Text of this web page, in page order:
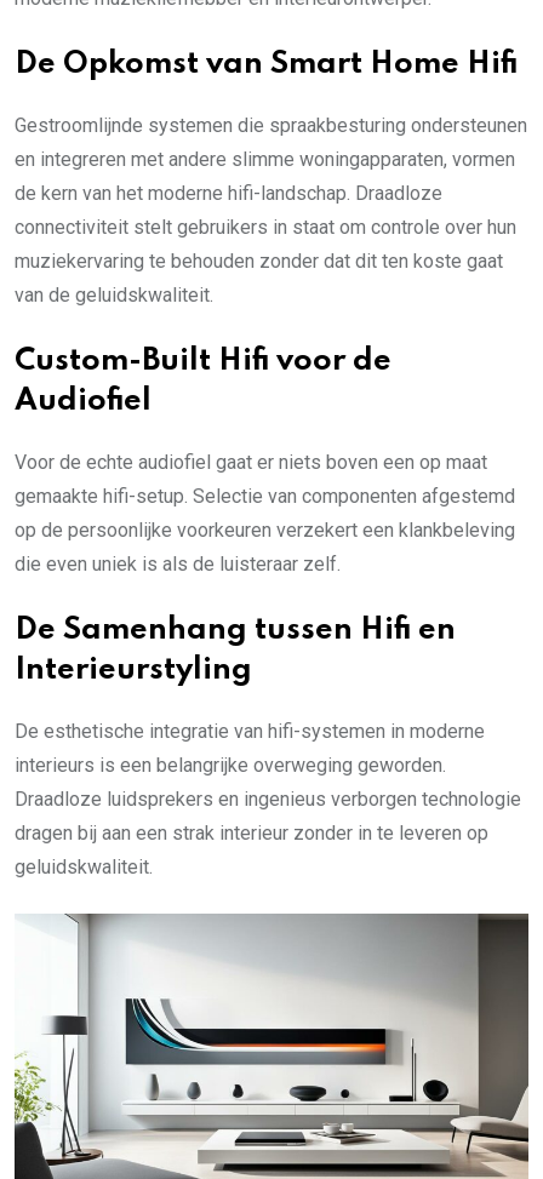
De Opkomst van Smart Home Hifi
Gestroomlijnde systemen die spraakbesturing ondersteunen
en integreren met andere slimme woningapparaten, vormen
de kern van het moderne hifi-landschap. Draadloze
connectiviteit stelt gebruikers in staat om controle over hun
muziekervaring te behouden zonder dat dit ten koste gaat
van de geluidskwaliteit.
Custom-Built Hifi voor de
Audiofiel
Voor de echte audiofiel gaat er niets boven een op maat
gemaakte hifi-setup. Selectie van componenten afgestemd
op de persoonlijke voorkeuren verzekert een klankbeleving
die even uniek is als de luisteraar zelf.
De Samenhang tussen Hifi en
Interieurstyling
De esthetische integratie van hifi-systemen in moderne
interieurs is een belangrijke overweging geworden.
Draadloze luidsprekers en ingenieus verborgen technologie
dragen bij aan een strak interieur zonder in te leveren op
geluidskwaliteit.